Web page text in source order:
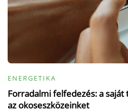
ENERGETIKA
Forradalmi felfedezés: a
az okoseszközeinket